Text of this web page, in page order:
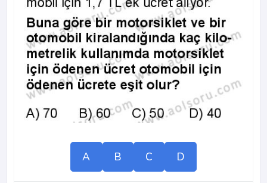
A B C D